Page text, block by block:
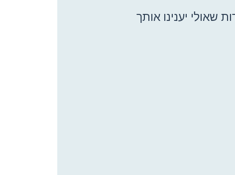
שאולי יענינו אותך